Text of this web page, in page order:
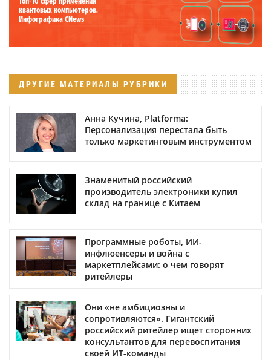
квантовых компьютеров.
Инфографика CNews
ДРУГИЕ МАТЕРИАЛЫ РУБРИКИ
Анна Кучина, Platforma:
Персонализация перестала быть
только маркетинговым инструментом
Знаменитый российский
производитель электроники купил
склад на границе с Китаем
Программные роботы, ИИ-
инфлюенсеры и война с
маркетплейсами: о чем говорят
ритейлеры
Они «не амбициозны и
сопротивляются». Гигантский
российский ритейлер ищет сторонних
консультантов для перевоспитания
своей ИТ-команды